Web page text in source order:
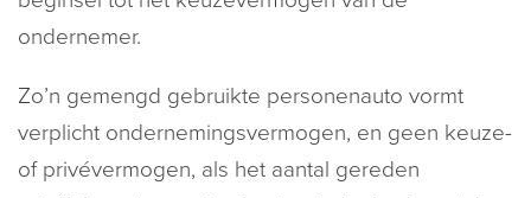
ondernemer.
Zo’n gemengd gebruikte personenauto vormt
verplicht ondernemingsvermogen, en geen keuze-
of privévermogen, als het aantal gereden